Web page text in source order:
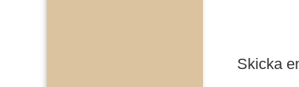
Skicka